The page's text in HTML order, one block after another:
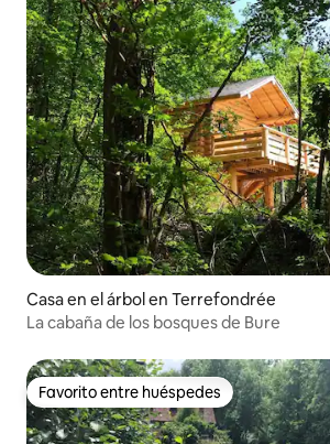
Casa en el árbol en Terrefondrée
La cabaña de los bosques de Bure
Favorito entre huéspedes
Favorito entre huéspedes